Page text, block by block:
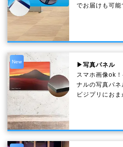
でお届けも可能
New
▶写真パネル
スマホ画像ok
ナルの写真パ
ビジプリにおま